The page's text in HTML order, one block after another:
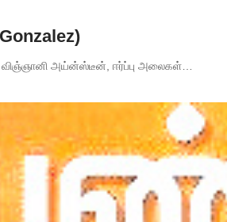
விஞ்ஞானி அய்ன்ஸ்டீன், ஈர்ப்பு அலைகள்…